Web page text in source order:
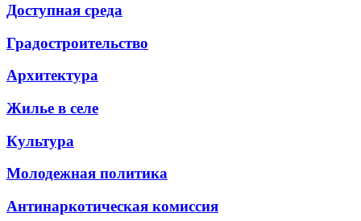
Доступная среда
Градостроительство
Архитектура
Жилье в селе
Культура
Молодежная политика
Антинаркотическая комиссия